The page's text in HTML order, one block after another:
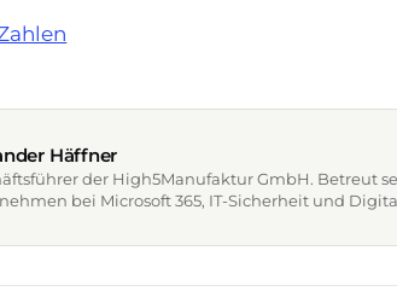
Häffner
der High5Manufaktur GmbH. Betreut
bei Microsoft 365, IT-Sicherheit und